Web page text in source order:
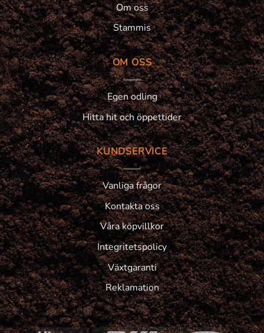
Om oss
Stammis
OM OSS
Egen odling
Hitta hit och öppettider
KUNDSERVICE
Vanliga frågor
Kontakta oss
Våra köpvillkor
Integritetspolicy
Växtgaranti
Reklamation